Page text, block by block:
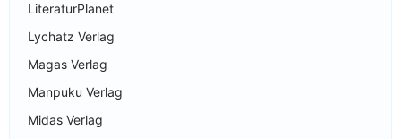
LiteraturPlanet
Lychatz Verlag
Magas Verlag
Manpuku Verlag
Midas Verlag